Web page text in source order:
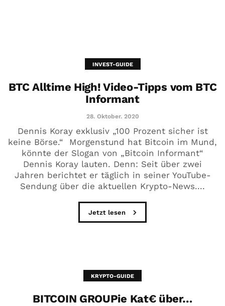
INVEST-GUIDE
BTC Alltime High! Video-Tipps vom BTC
Informant
28. Oktober. 2020
Dennis Koray exklusiv „100 Prozent sicher ist
keine Börse.“ Morgenstund hat Bitcoin im Mund,
könnte der Slogan von „Bitcoin Informant“
Dennis Koray lauten. Denn: Seit über zwei
Jahren berichtet er täglich in seiner YouTube-
Sendung über die aktuellen Krypto-News....
Jetzt lesen
KRYPTO-GUIDE
BITCOIN GROUPie Kat€ über…